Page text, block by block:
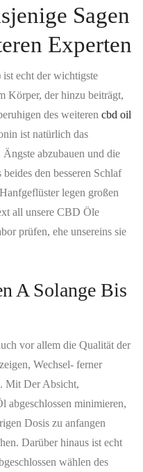
Sagen
Experten
echt der wichtigste
Körper, der hinzu beiträgt,
des weiteren cbd oil
ist natürlich das
abzubauen und die
den besseren Schlaf
legen großen
all unsere CBD Öle
prüfen, ehe unsereins sie
A Solange Bis
vor allem die Qualität der
Wechsel- ferner
Mit Der Absicht,
abgeschlossen minimieren,
Dosis zu anfangen
Darüber hinaus ist echt
wählen des